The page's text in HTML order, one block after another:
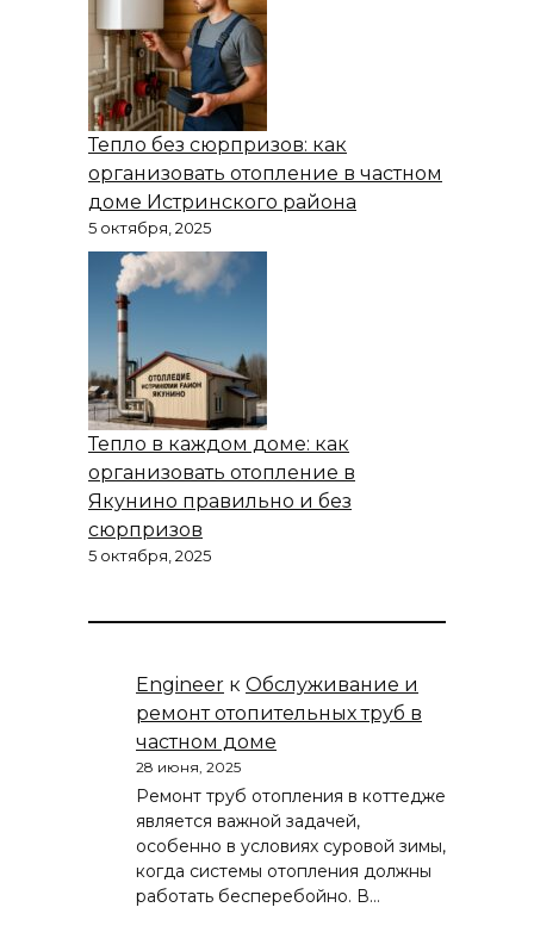
Тепло без сюрпризов: как
организовать отопление в частном
доме Истринского района
5 октября, 2025
Тепло в каждом доме: как
организовать отопление в
Якунино правильно и без
сюрпризов
5 октября, 2025
Engineer к Обслуживание и
ремонт отопительных труб в
частном доме
28 июня, 2025
Ремонт труб отопления в коттедже
является важной задачей,
особенно в условиях суровой зимы,
когда системы отопления должны
работать бесперебойно. В…